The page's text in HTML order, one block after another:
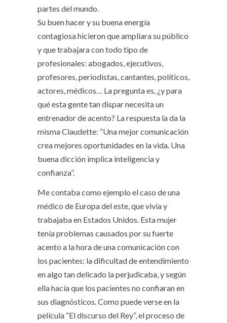
partes del mundo.
Su buen hacer y su buena energía
contagiosa hicieron que ampliara su público
y que trabajara con todo tipo de
profesionales: abogados, ejecutivos,
profesores, periodistas, cantantes, políticos,
actores, médicos… La pregunta es, ¿y para
qué esta gente tan dispar necesita un
entrenador de acento? La respuesta la da la
misma Claudette: “Una mejor comunicación
crea mejores oportunidades en la vida. Una
buena dicción implica inteligencia y
confianza”.
Me contaba como ejemplo el caso de una
médico de Europa del este, que vivía y
trabajaba en Estados Unidos. Esta mujer
tenía problemas causados por su fuerte
acento a la hora de una comunicación con
los pacientes: la dificultad de entendimiento
en algo tan delicado la perjudicaba, y según
ella hacía que los pacientes no confiaran en
sus diagnósticos. Como puede verse en la
película “El discurso del Rey”, el proceso de